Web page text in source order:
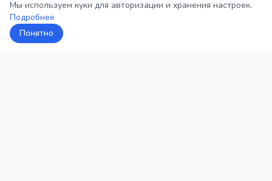
Мы используем куки для авторизации и хранения настроек.
Подробнее
Понятно